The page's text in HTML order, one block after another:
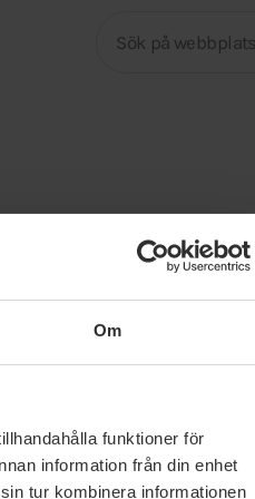
Om
funktioner för
information från din enhet
tur kombinera informationen